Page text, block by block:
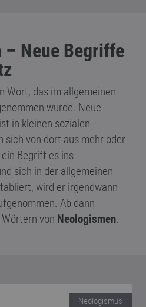
– Neue Begriffe
Wort, das im allgemeinen
wurde. Neue
in kleinen sozialen
sich von dort aus mehr oder
Begriff es ins
sich in der allgemeinen
wird er irgendwann
Ab dann
von Neologismen.
Neologismus